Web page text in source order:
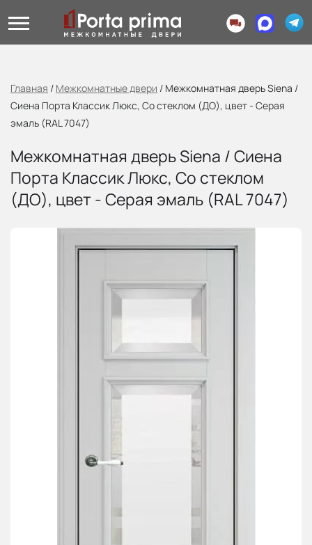
Главная / Межкомнатные двери / Межкомнатная дверь Siena /
Сиена Порта Классик Люкс, Со стеклом (ДО), цвет - Серая
эмаль (RAL 7047)
Межкомнатная дверь Siena / Сиена
Порта Классик Люкс, Со стеклом
(ДО), цвет - Серая эмаль (RAL 7047)